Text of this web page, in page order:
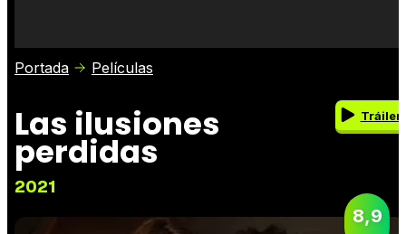
Críticas
Portada Películas
Las ilusiones
perdidas
2021
Tráiler
8,9